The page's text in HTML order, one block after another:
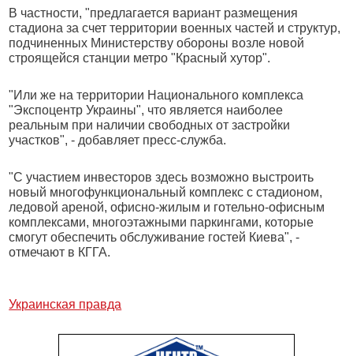
В частности, "предлагается вариант размещения
стадиона за счет территории военных частей и структур,
подчиненных Министерству обороны возле новой
строящейся станции метро "Красный хутор".
"Или же на территории Национального комплекса
"Экспоцентр Украины", что является наиболее
реальным при наличии свободных от застройки
участков", - добавляет пресс-служба.
"С участием инвесторов здесь возможно выстроить
новый многофункциональный комплекс с стадионом,
ледовой ареной, офисно-жилым и готельно-офисным
комплексами, многоэтажными паркингами, которые
смогут обеспечить обслуживание гостей Киева", -
отмечают в КГГА.
Украинская правда